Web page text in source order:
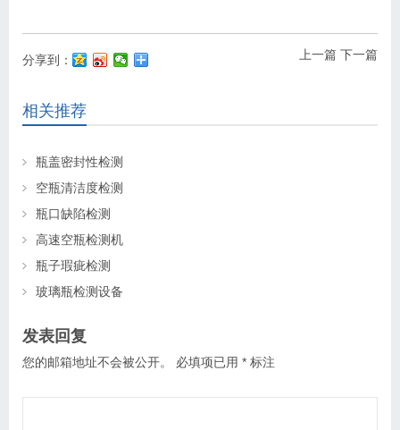
上一篇 下一篇
分享到：
相关推荐
瓶盖密封性检测
空瓶清洁度检测
瓶口缺陷检测
高速空瓶检测机
瓶子瑕疵检测
玻璃瓶检测设备
发表回复
您的邮箱地址不会被公开。 必填项已用 * 标注